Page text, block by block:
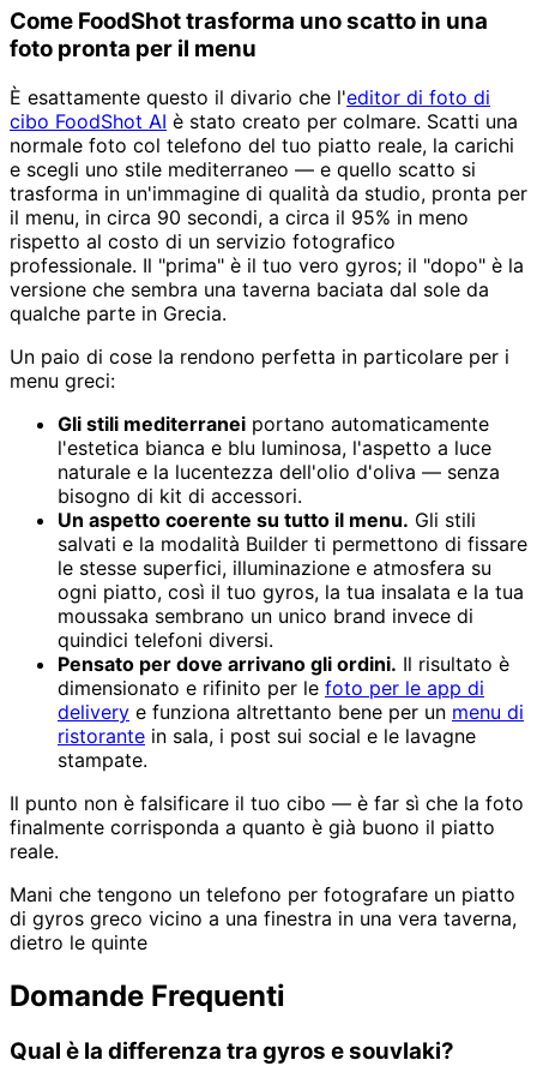
Come FoodShot trasforma uno scatto in una
foto pronta per il menu
È esattamente questo il divario che l'editor di foto di
cibo FoodShot AI è stato creato per colmare. Scatti una
normale foto col telefono del tuo piatto reale, la carichi
e scegli uno stile mediterraneo — e quello scatto si
trasforma in un'immagine di qualità da studio, pronta per
il menu, in circa 90 secondi, a circa il 95% in meno
rispetto al costo di un servizio fotografico
professionale. Il "prima" è il tuo vero gyros; il "dopo" è la
versione che sembra una taverna baciata dal sole da
qualche parte in Grecia.
Un paio di cose la rendono perfetta in particolare per i
menu greci:
Gli stili mediterranei portano automaticamente
l'estetica bianca e blu luminosa, l'aspetto a luce
naturale e la lucentezza dell'olio d'oliva — senza
bisogno di kit di accessori.
Un aspetto coerente su tutto il menu. Gli stili
salvati e la modalità Builder ti permettono di fissare
le stesse superfici, illuminazione e atmosfera su
ogni piatto, così il tuo gyros, la tua insalata e la tua
moussaka sembrano un unico brand invece di
quindici telefoni diversi.
Pensato per dove arrivano gli ordini. Il risultato è
dimensionato e rifinito per le foto per le app di
delivery e funziona altrettanto bene per un menu di
ristorante in sala, i post sui social e le lavagne
stampate.
Il punto non è falsificare il tuo cibo — è far sì che la foto
finalmente corrisponda a quanto è già buono il piatto
reale.
Mani che tengono un telefono per fotografare un piatto
di gyros greco vicino a una finestra in una vera taverna,
dietro le quinte
Domande Frequenti
Qual è la differenza tra gyros e souvlaki?